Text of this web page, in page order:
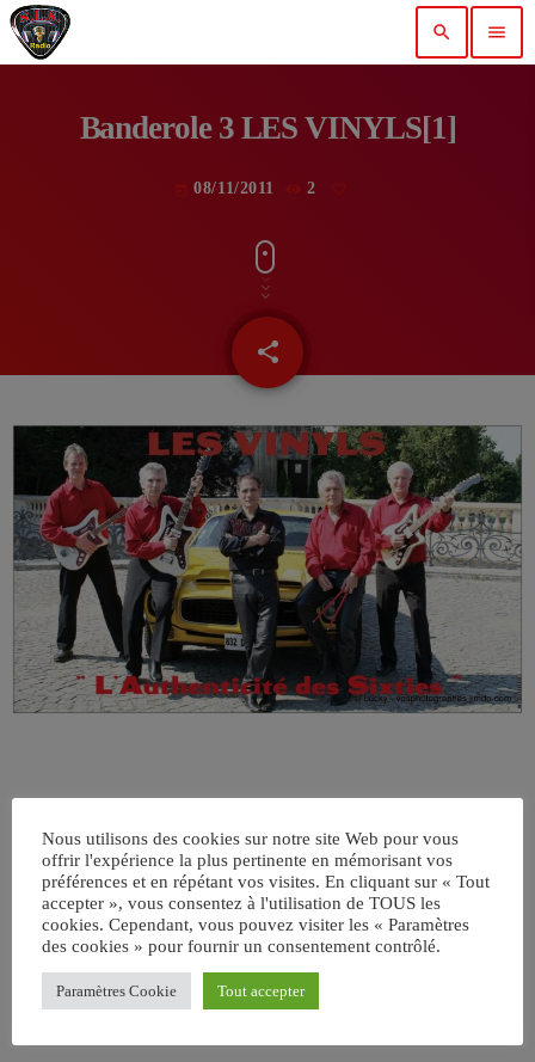
search menu
Banderole 3 LES VINYLS[1]
08/11/2011 2
share
email
ÉCRIT PAR: JEAN-CLAUDE
email
Nous utilisons des cookies sur notre site Web pour vous
offrir l'expérience la plus pertinente en mémorisant vos
préférences et en répétant vos visites. En cliquant sur « Tout
accepter », vous consentez à l'utilisation de TOUS les
cookies. Cependant, vous pouvez visiter les « Paramètres
des cookies » pour fournir un consentement contrôlé.
Paramètres Cookie Tout accepter